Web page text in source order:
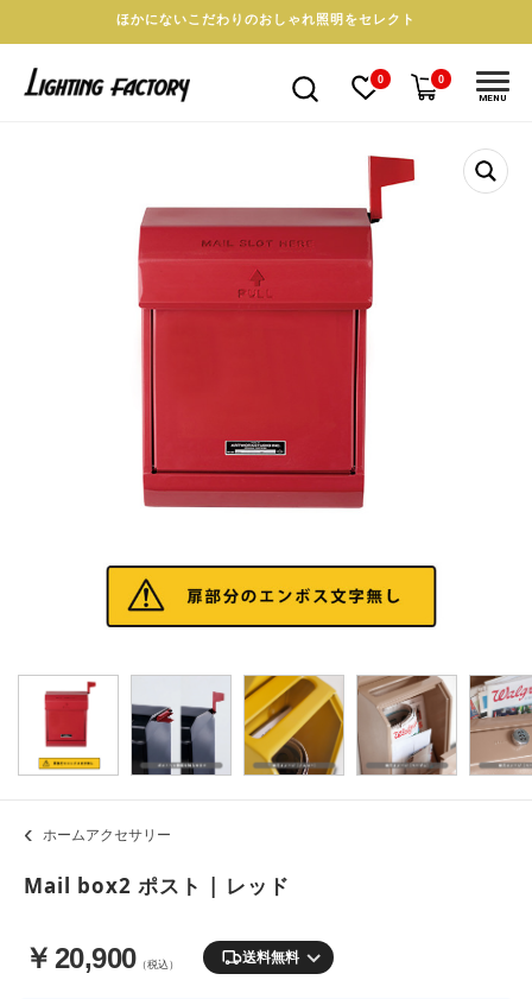
ほかにないこだわりのおしゃれ照明をセレクト
0 0
MENU
ホームアクセサリー
Mail box2 ポスト | レッド
￥ 20,900（税込） 送料無料